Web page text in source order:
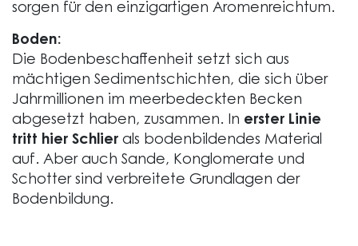
sorgen für den einzigartigen Aromenreichtum.
Boden:
Die Bodenbeschaffenheit setzt sich aus
mächtigen Sedimentschichten, die sich über
Jahrmillionen im meerbedeckten Becken
abgesetzt haben, zusammen. In erster Linie
tritt hier Schlier als bodenbildendes Material
auf. Aber auch Sande, Konglomerate und
Schotter sind verbreitete Grundlagen der
Bodenbildung.